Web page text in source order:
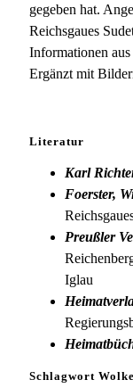
gegeben hat.
Reichsgaues
Informationen
Ergänzt mit
Literatur
Karl
Foerster,
Preußler
Iglau
Schlagwort Wolke